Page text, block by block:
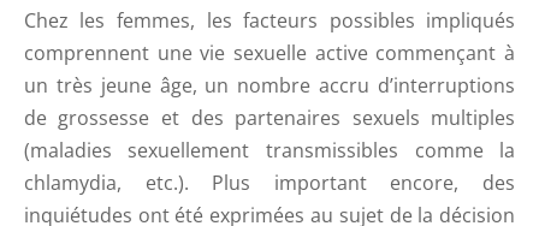
Chez les femmes, les facteurs possibles impliqués
comprennent une vie sexuelle active commençant à
un très jeune âge, un nombre accru d’interruptions
de grossesse et des partenaires sexuels multiples
(maladies sexuellement transmissibles comme la
chlamydia, etc.). Plus important encore, des
inquiétudes ont été exprimées au sujet de la décision